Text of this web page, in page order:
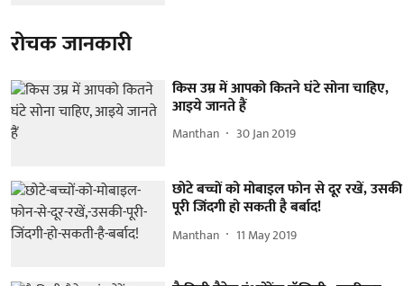
रोचक जानकारी
किस उम्र में आपको कितने घंटे सोना चाहिए,
आइये जानते हैं
Manthan 30 Jan 2019
छोटे बच्चों को मोबाइल फोन से दूर रखें, उसकी
पूरी जिंदगी हो सकती है बर्बाद!
Manthan 11 May 2019